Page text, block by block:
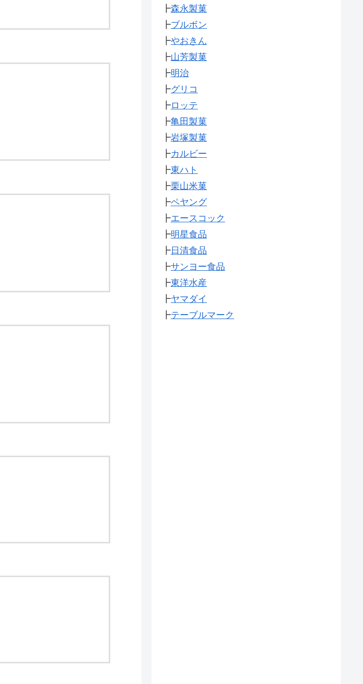
┣森永製菓
┣ブルボン
┣やおきん
┣山芳製菓
┣明治
┣グリコ
┣ロッテ
┣亀田製菓
┣岩塚製菓
┣カルビー
┣東ハト
┣栗山米菓
┣ペヤング
┣エースコック
┣明星食品
┣日清食品
┣サンヨー食品
┣東洋水産
┣ヤマダイ
┣テーブルマーク